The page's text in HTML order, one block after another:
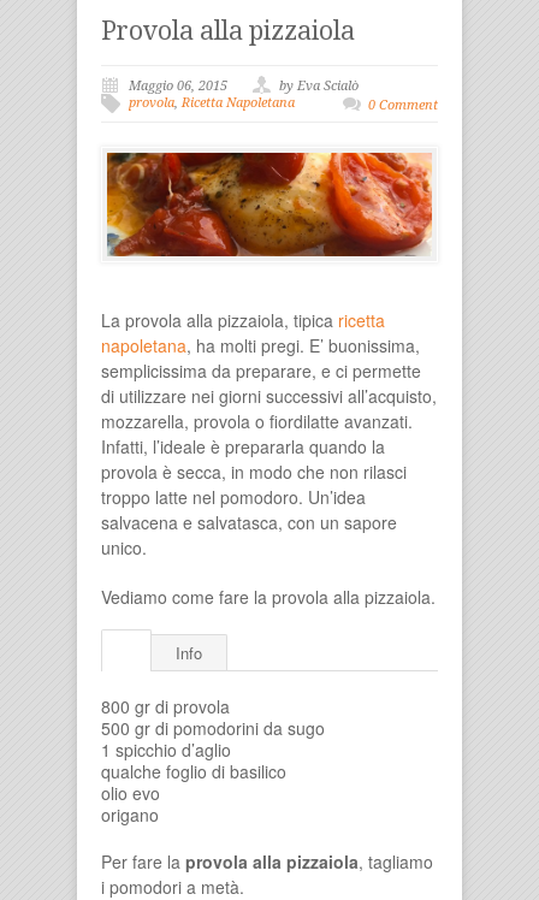
Provola alla pizzaiola
Maggio 06, 2015
by Eva Scialò
provola,Ricetta Napoletana 0 Comment
La provola alla pizzaiola, tipica ricetta
napoletana, ha molti pregi. E’ buonissima,
semplicissima da preparare, e ci permette
di utilizzare nei giorni successivi all’acquisto,
mozzarella, provola o fiordilatte avanzati.
Infatti, l’ideale è prepararla quando la
provola è secca, in modo che non rilasci
troppo latte nel pomodoro. Un’idea
salvacena e salvatasca, con un sapore
unico.
Vediamo come fare la provola alla pizzaiola.
Info
800 gr di provola
500 gr di pomodorini da sugo
1 spicchio d’aglio
qualche foglio di basilico
olio evo
origano
Per fare la provola alla pizzaiola, tagliamo
i pomodori a metà.